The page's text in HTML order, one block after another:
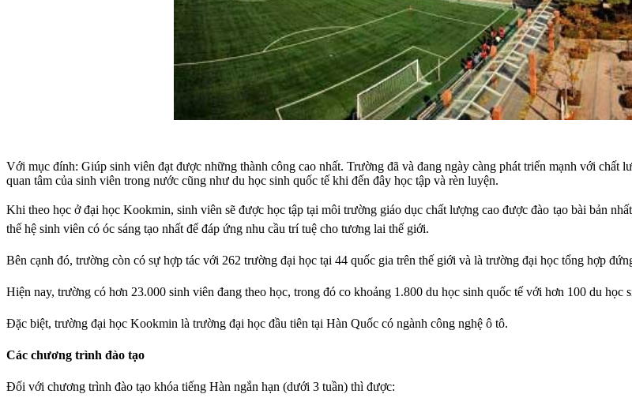
Với mục đính: Giúp sinh viên đạt được những thành công cao nhất. Trường đã và đang ngày càng phát triển mạnh với chất
quan tâm của sinh viên trong nước cũng như du học sinh quốc tế khi đến đây học tập và rèn luyện.
Khi theo học ở đại học Kookmin, sinh viên sẽ được học tập tại môi trường giáo dục chất lượng cao được đào tạo bài bản
thế hệ sinh viên có óc sáng tạo nhất để đáp ứng nhu cầu trí tuệ cho tương lai thế giới.
Bên cạnh đó, trường còn có sự hợp tác với 262 trường đại học tại 44 quốc gia trên thế giới và là trường đại học tổng hợp
Hiện nay, trường có hơn 23.000 sinh viên đang theo học, trong đó co khoảng 1.800 du học sinh quốc tế với hơn 100 du
Đặc biệt, trường đại học Kookmin là trường đại học đầu tiên tại Hàn Quốc có ngành công nghệ ô tô.
Các chương trình đào tạo
Đối với chương trình đào tạo khóa tiếng Hàn ngắn hạn (dưới 3 tuần) thì được: